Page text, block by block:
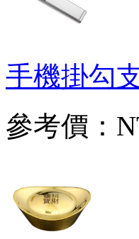
手機掛勾
參考價：